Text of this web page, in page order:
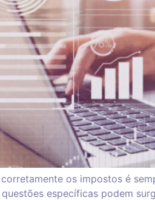
os impostos é
questões específicas podem